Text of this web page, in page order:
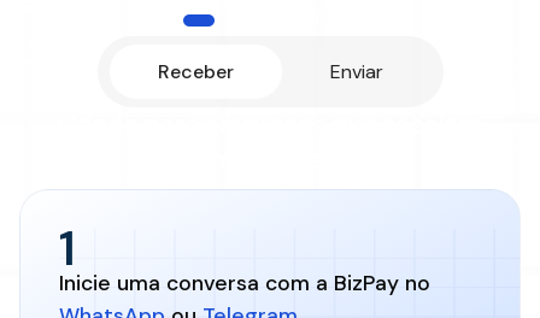
COMO FUNCIONA
Receber Enviar
1
Inicie uma conversa com a BizPay no